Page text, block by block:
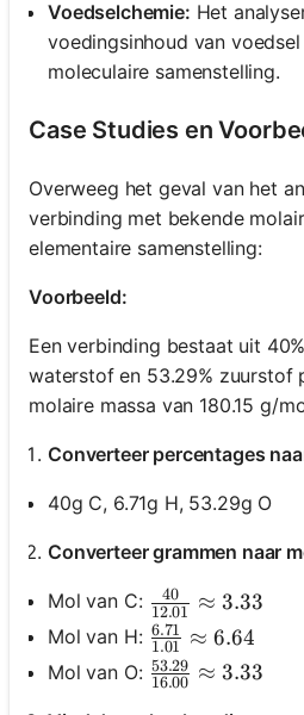
Voedselchemie: Het
voedingsinhoud van
moleculaire samenstelling.
Case Studies en
Overweeg het geval van het
verbinding met bekende
elementaire samenstelling:
Voorbeeld:
Een verbinding bestaat uit
waterstof en 53.29% zuurstof
molaire massa van 180.15 g/
Converteer percentages
40g C, 6.71g H, 53.29g O
Converteer grammen naar
Mol van C: 12.01
40 ≈ 3.33
Mol van H: 1.01
6.71 ≈ 6.64
Mol van O: 16.00
53.29 ≈ 3.33